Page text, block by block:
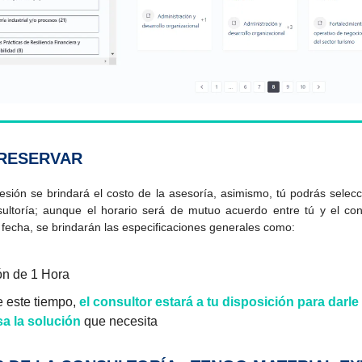
se brindará el costo de la asesoría, asimismo, tú podrás
aunque el horario será de mutuo acuerdo entre tú y el
se brindarán las especificaciones generales como:
de 1 Hora
este tiempo, el consultor estará a tu disposición para darle
la solución que necesita